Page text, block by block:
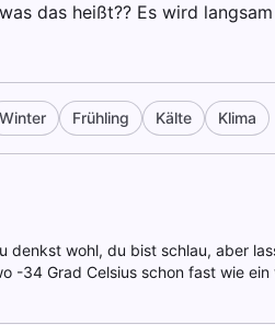
das heißt?? Es wird langsam
Winter Frühling Kälte Klima
denkst wohl, du bist schlau, aber
-34 Grad Celsius schon fast wie